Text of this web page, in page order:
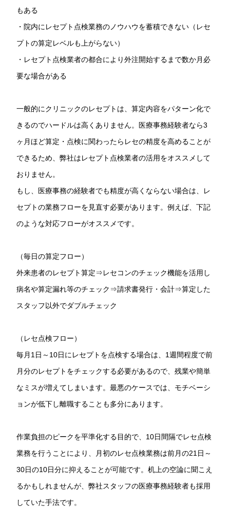
もある
・院内にレセプト点検業務のノウハウを蓄積できない（レセ
プトの算定レベルも上がらない）
・レセプト点検業者の都合により外注開始するまで数か月必
要な場合がある
一般的にクリニックのレセプトは、算定内容をパターン化で
きるのでハードルは高くありません。医療事務経験者なら3
ヶ月ほど算定・点検に関わったらレセの精度を高めることが
できるため、弊社はレセプト点検業者の活用をオススメして
おりません。
もし、医療事務の経験者でも精度が高くならない場合は、レ
セプトの業務フローを見直す必要があります。例えば、下記
のような対応フローがオススメです。
（毎日の算定フロー）
外来患者のレセプト算定⇒レセコンのチェック機能を活用し
病名や算定漏れ等のチェック⇒請求書発行・会計⇒算定した
スタッフ以外でダブルチェック
（レセ点検フロー）
毎月1日～10日にレセプトを点検する場合は、1週間程度で前
月分のレセプトをチェックする必要があるので、残業や簡単
なミスが増えてしまいます。最悪のケースでは、モチベーシ
ョンが低下し離職することも多分にあります。
作業負担のピークを平準化する目的で、10日間隔でレセ点検
業務を行うことにより、月初のレセ点検業務は前月の21日～
30日の10日分に抑えることが可能です。机上の空論に聞こえ
るかもしれませんが、弊社スタッフの医療事務経験者も採用
していた手法です。